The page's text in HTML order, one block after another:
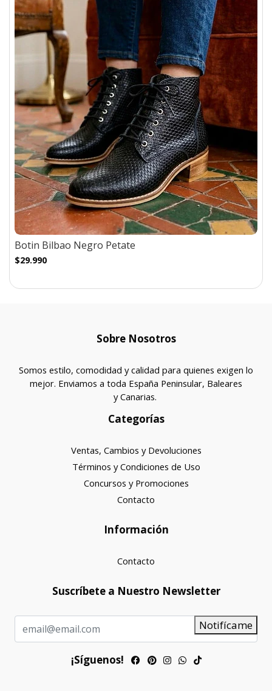
Botin Bilbao Negro Petate
$29.990
Sobre Nosotros
Somos estilo, comodidad y calidad para quienes exigen lo
mejor. Enviamos a toda España Peninsular, Baleares
y Canarias.
Categorías
Ventas, Cambios y Devoluciones
Términos y Condiciones de Uso
Concursos y Promociones
Contacto
Información
Contacto
Suscríbete a Nuestro Newsletter
Notifícame
¡Síguenos!